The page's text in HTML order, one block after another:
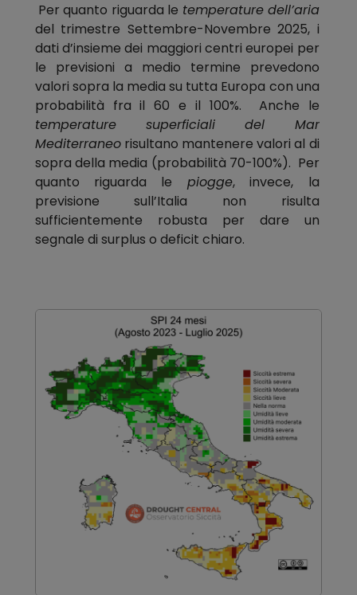
Per quanto riguarda le temperature dell’aria
del trimestre Settembre-Novembre 2025, i
dati d’insieme dei maggiori centri europei per
le previsioni a medio termine prevedono
valori sopra la media su tutta Europa con una
probabilità fra il 60 e il 100%. Anche le
temperature superficiali del Mar
Mediterraneorisultano mantenere valori al di
sopra della media (probabilità 70-100%). Per
quanto riguarda le piogge, invece, la
previsione sull’Italia non risulta
sufficientemente robusta per dare un
segnale di surplus o deficit chiaro.